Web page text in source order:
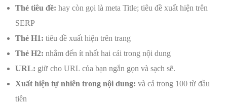
Thẻ tiêu đề: hay còn gọi là meta Title; tiêu đề xuất hiện trên
SERP
Thẻ H1: tiêu đề xuất hiện trên trang
Thẻ H2: nhắm đến ít nhất hai cái trong nội dung
URL: giữ cho URL của bạn ngắn gọn và sạch sẽ.
Xuất hiện tự nhiên trong nội dung: và cả trong 100 từ đầu
tiên